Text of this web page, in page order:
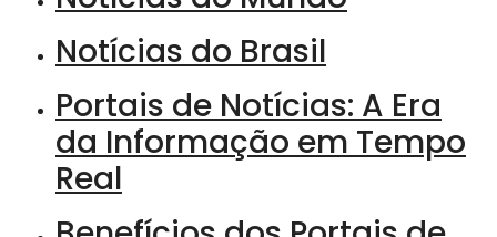
Notícias do Brasil
Portais de Notícias: A Era
da Informação em Tempo
Real